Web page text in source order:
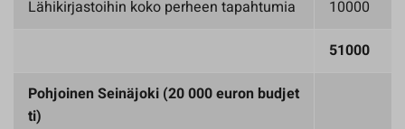
Lähikirjastoihin koko perheen tapahtumia
10000
51000
Pohjoinen Seinäjoki (20 000 euron budjet
ti)